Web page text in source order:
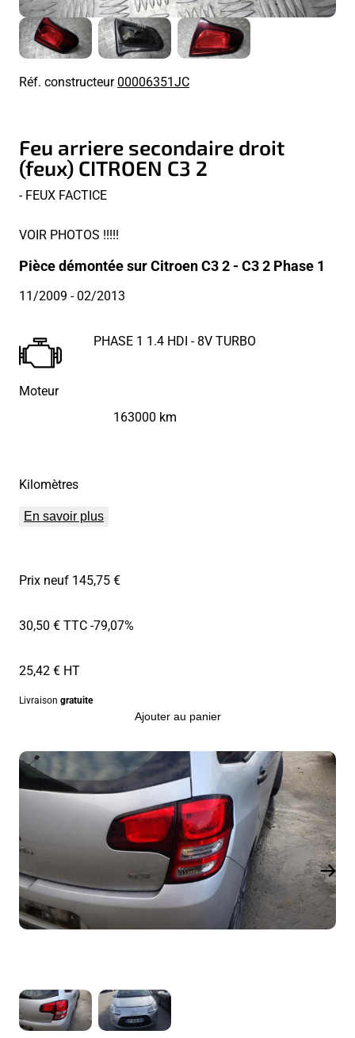
Réf. constructeur00006351JC
Feu arriere secondaire droit
(feux) CITROEN C3 2
- FEUX FACTICE
VOIR PHOTOS !!!!!
Pièce démontée sur Citroen C3 2 - C3 2 Phase 1
11/2009 - 02/2013
Moteur
PHASE 1 1.4 HDI - 8V TURBO
Kilomètres
163000 km
En savoir plus
Prix neuf 145,75 €
30,50 € TTC-79,07%
25,42 € HT
Livraison gratuite
Ajouter au panier